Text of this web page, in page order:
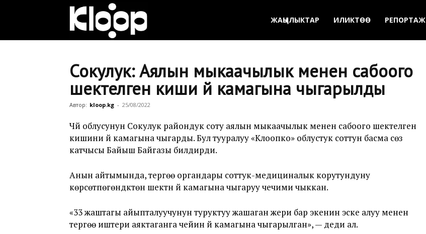
Кыргызстан
жаңылыктары
ЖАҢЫЛЫКТАР ИЛИКТӨӨ РЕПОРТАЖ
Сокулук: Аялын мыкаачылык менен сабоого
шектелген киши үй камагына чыгарылды
Автор: kloop.kg - 25/08/2022
Чүй облусунун Сокулук райондук соту аялын мыкаачылык менен сабоого шектелген
кишини үй камагына чыгарды. Бул тууралуу «Клоопко» облустук соттун басма сөз
катчысы Байыш Байгазы билдирди.
Анын айтымында, тергөө органдары соттук-медициналык корутундуну
көрсөтпөгөндүктөн шектүүнү үй камагына чыгаруу чечими чыккан.
«33 жаштагы айыпталуучунун туруктуу жашаган жери бар экенин эске алуу менен
тергөө иштери аяктаганга чейин үй камагына чыгарылган», — деди ал.